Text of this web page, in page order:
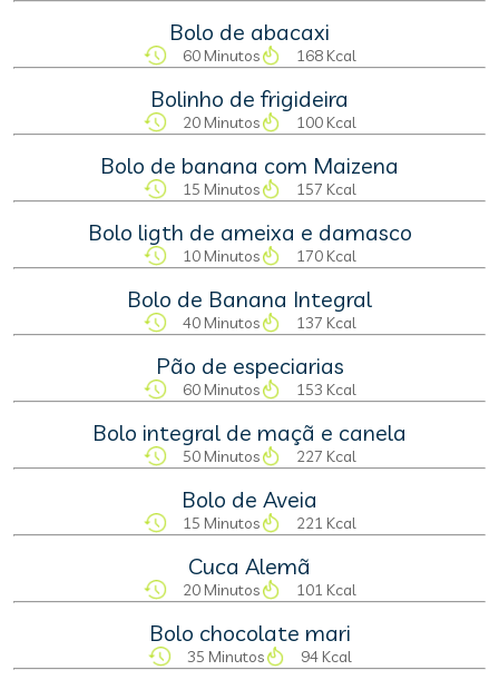
Bolo de abacaxi
60 Minutos 168 Kcal
Bolinho de frigideira
20 Minutos 100 Kcal
Bolo de banana com Maizena
15 Minutos 157 Kcal
Bolo ligth de ameixa e damasco
10 Minutos 170 Kcal
Bolo de Banana Integral
40 Minutos 137 Kcal
Pão de especiarias
60 Minutos 153 Kcal
Bolo integral de maçã e canela
50 Minutos 227 Kcal
Bolo de Aveia
15 Minutos 221 Kcal
Cuca Alemã
20 Minutos 101 Kcal
Bolo chocolate mari
35 Minutos 94 Kcal